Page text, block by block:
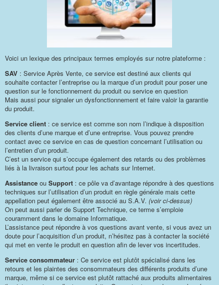
Voici un lexique des principaux termes employés sur notre plateforme :
SAV : Service Après Vente, ce service est destiné aux clients qui
souhaite contacter l’entreprise ou la marque d’un produit pour poser une
question sur le fonctionnement du produit ou service en question
Mais aussi pour signaler un dysfonctionnement et faire valoir la garantie
du produit.
Service client : ce service est comme son nom l’indique à disposition
des clients d’une marque et d’une entreprise. Vous pouvez prendre
contact avec ce service en cas de question concernant l’utilisation ou
l’entretien d’un produit.
C’est un service qui s’occupe également des retards ou des problèmes
liés à la livraison surtout pour les achats sur Internet.
Assistance ou Support : ce pôle va d’avantage répondre à des questions
techniques sur l’utilisation d’un produit en règle générale mais cette
appellation peut également être associé au S.A.V. (voir ci-dessus)
On peut aussi parler de Support Technique, ce terme s’emploie
couramment dans le domaine Informatique.
L’assistance peut répondre à vos questions avant vente, si vous avez un
doute pour l’acquisition d’un produit, n’hésitez pas à contacter la société
qui met en vente le produit en question afin de lever vos incertitudes.
Service consommateur : Ce service est plutôt spécialisé dans les
retours et les plaintes des consommateurs des différents produits d’une
marque, même si ce service est plutôt rattaché aux produits alimentaires